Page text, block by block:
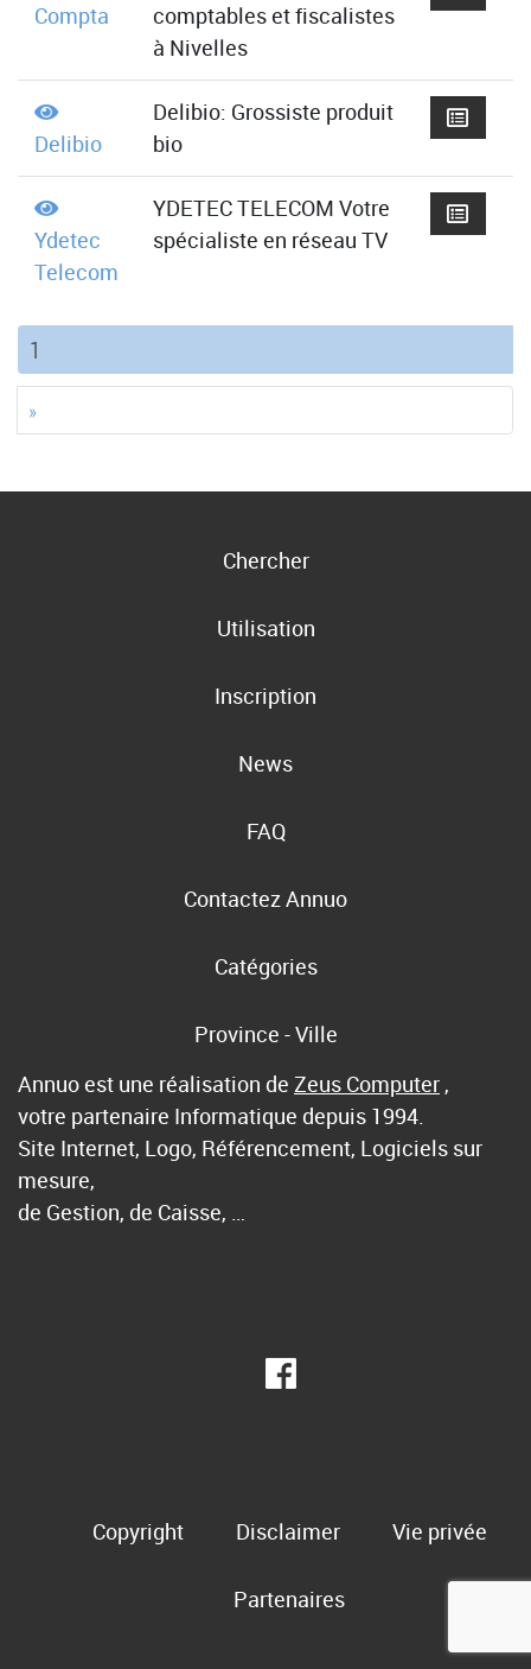
Compta
comptables et fiscalistes
à Nivelles
Delibio
Delibio: Grossiste produit
bio
Ydetec
Telecom
YDETEC TELECOM Votre
spécialiste en réseau TV
1
»
Chercher
Utilisation
Inscription
News
FAQ
Contactez Annuo
Catégories
Province - Ville
Annuo est une réalisation de Zeus Computer ,
votre partenaire Informatique depuis 1994.
Site Internet, Logo, Référencement, Logiciels sur
mesure,
de Gestion, de Caisse, …
Copyright Disclaimer Vie privée
Partenaires